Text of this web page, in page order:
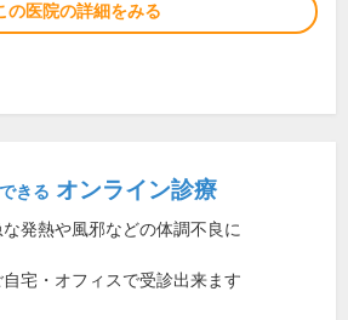
の医院の詳細をみる
きる オンライン診療
な発熱や風邪などの体調不良に
自宅・オフィスで受診出来ます